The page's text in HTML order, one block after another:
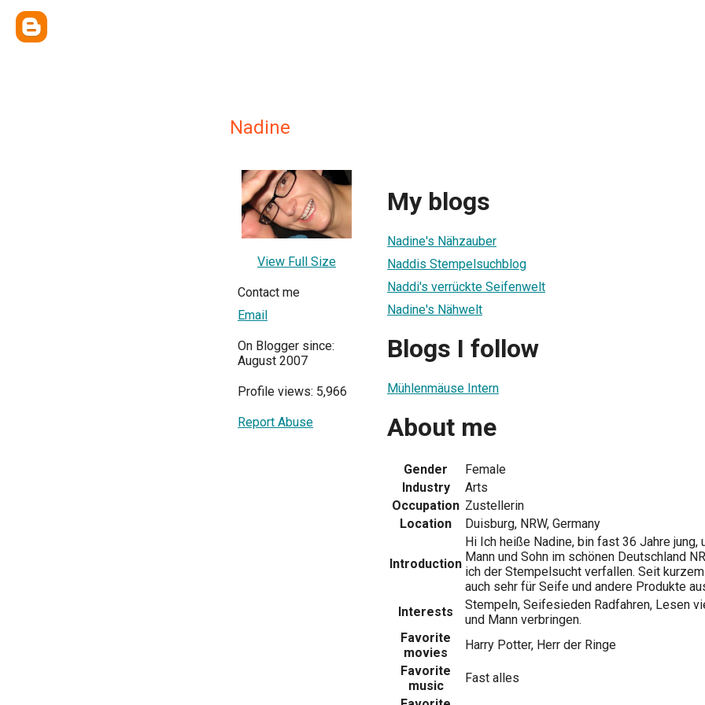
Nadine
View Full Size
Contact me
Email
On Blogger since:
August 2007
Profile views: 5,966
Report Abuse
My blogs
Nadine's Nähzauber
Naddis Stempelsuchblog
Naddi's verrückte Seifenwelt
Nadine's Nähwelt
Blogs I follow
Mühlenmäuse Intern
About me
Gender
Female
Industry
Arts
Occupation Zustellerin
Location
Duisburg, NRW, Germany
Introduction
Hi Ich heiße Nadine, bin fast 36 Jahre jung,
Mann und Sohn im schönen Deutschland
ich der Stempelsucht verfallen. Seit
auch sehr für Seife und andere Produkte
Interests
Stempeln, Seifesieden Radfahren, Lesen
und Mann verbringen.
Favorite
movies
Harry Potter, Herr der Ringe
Favorite
music
Fast alles